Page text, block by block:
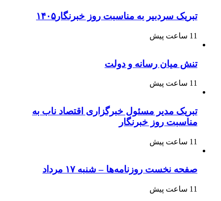
تبریک سردبیر به مناسبت روز خبرنگار۱۴۰۵
11 ساعت پیش
تنش میان رسانه و دولت
11 ساعت پیش
تبریک مدیر مسئول خبرگزاری اقتصاد ناب به
مناسبت روز خبرنگار
11 ساعت پیش
صفحه نخست روزنامه‌ها – شنبه ۱۷ مرداد
11 ساعت پیش